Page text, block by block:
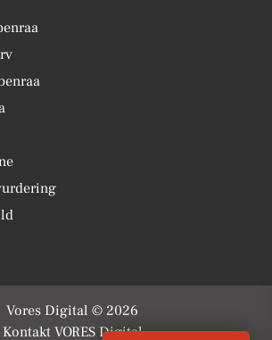
Vores Digital © 2026
Kontakt VORES Digital